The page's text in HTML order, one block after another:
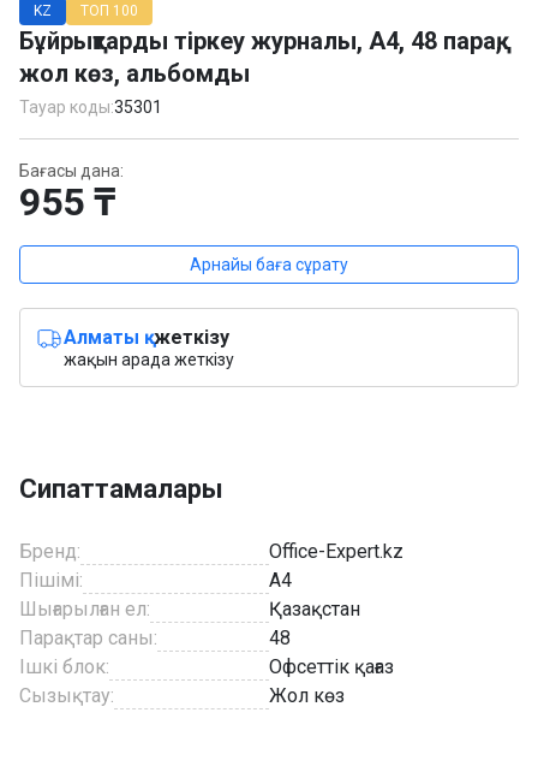
of
2
KZ ТОП 100
Бұйрықтарды тіркеу журналы, А4, 48 парақ,
жол көз, альбомды
Тауар коды:35301
Бағасы дана:
955 ₸
Арнайы баға сұрату
Алматы қ.жеткізу
жақын арада жеткізу
Сипаттамалары
Бренд:
Office-Expert.kz
Пішімі:
A4
Шығарылған ел:
Қазақстан
Парақтар саны:
48
Ішкі блок:
Офсеттік қағаз
Сызықтау:
Жол көз